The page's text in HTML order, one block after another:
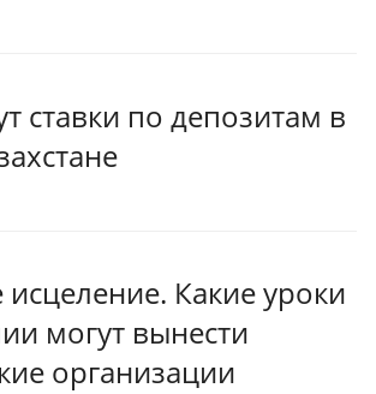
ставки по депозитам в
Какие уроки
могут вынести
организации